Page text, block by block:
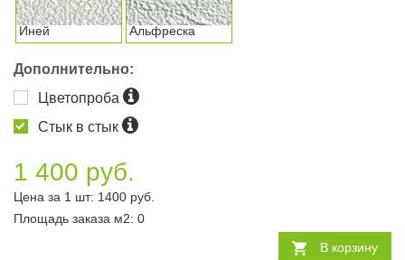
Иней Альфреска
Дополнительно:
Цветопроба
Стык в стык
1 400 руб.
Цена за 1 шт: 1400 руб.
Площадь заказа м2: 0
В корзину